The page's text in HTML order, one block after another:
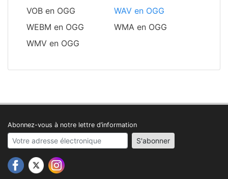
VOB en OGG
WAV en OGG
WEBM en OGG
WMA en OGG
WMV en OGG
Abonnez-vous à notre lettre d’information
Your email address S'abonner